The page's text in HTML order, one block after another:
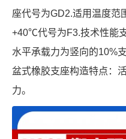
座代号为GD2.适用温度
+40℃代号为F3.技术性能
水平承载力为竖向的10%
盆式橡胶支座构造特点：
力。